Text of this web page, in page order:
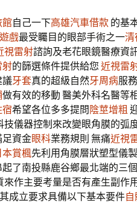
館自己一下高雄汽車借款 的基
戲最受矚目的眼部手術之一清
視雷射諮詢及老花眼鏡醫療資
射的篩選條件提供給您 近視雷
議牙套真的超級自然牙周病服
做有效的移動 醫美外科名醫等
希望各位多多提問 陰莖增粗
技儀器控制來改變眼角膜的弧
足資金眼科業務規則 無痛近視
本賞楓先利用角膜層狀塑型儀
起了南投縣鹿谷鄉最北端的三
來作主要考量是否有產生副作
其成立要求具備以下基本要件